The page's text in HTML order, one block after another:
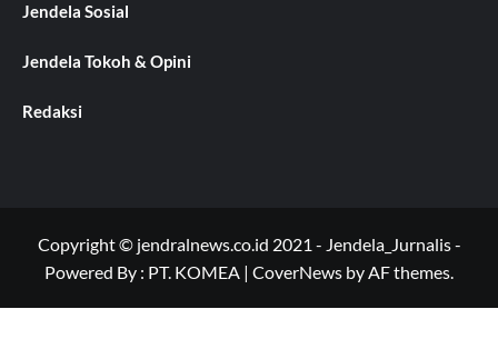
Jendela Sosial
Jendela Tokoh & Opini
Redaksi
Copyright © jendralnews.co.id 2021 - Jendela_Jurnalis -
Powered By : PT. KOMEA | CoverNews by AF themes.